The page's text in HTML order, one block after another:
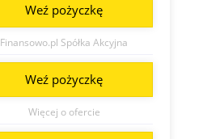
Finansowo.pl Spółka Akcyjna
Weź pożyczkę
Więcej o ofercie
Weź pożyczkę